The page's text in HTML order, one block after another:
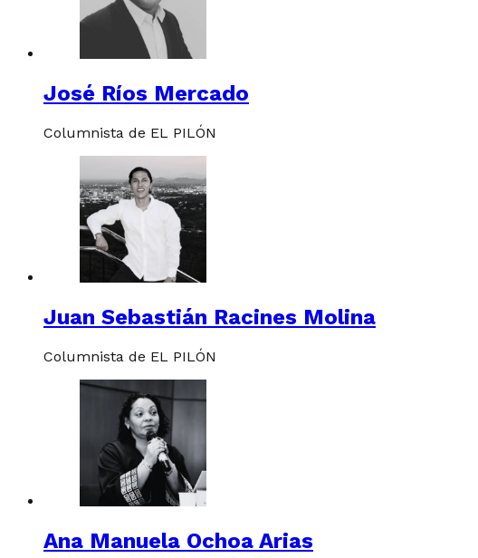
José Ríos Mercado
Columnista de EL PILÓN
Juan Sebastián Racines Molina
Columnista de EL PILÓN
Ana Manuela Ochoa Arias